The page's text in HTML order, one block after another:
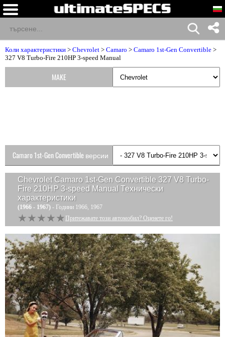
Коли характеристики > Chevrolet > Camaro > Camaro 1st-Gen Convertible >
327 V8 Turbo-Fire 210HP 3-speed Manual
Chevrolet Camaro 1st-Gen Convertible 327 V8 Turbo-
Fire 210HP 3-speed Manual Технически
характеристики
(1966 - 1967) - Години 1966, 1967
★★★★★
★★★★★ Притежавате този автомобил? Оценете го!
MAKE
Camaro 1st-Gen Convertible версии